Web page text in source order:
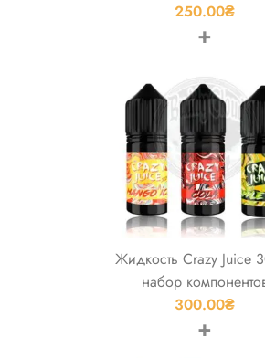
250.00₴
+
Жидкость Crazy Juice
набор
300.00₴
+